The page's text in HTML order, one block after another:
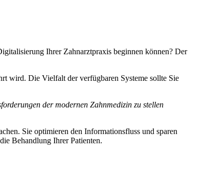
Ihrer Zahnarztpraxis beginnen können? Der
wird. Die Vielfalt der verfügbaren Systeme sollte Sie
der modernen Zahnmedizin zu stellen
Sie optimieren den Informationsfluss und sparen
Behandlung Ihrer Patienten.